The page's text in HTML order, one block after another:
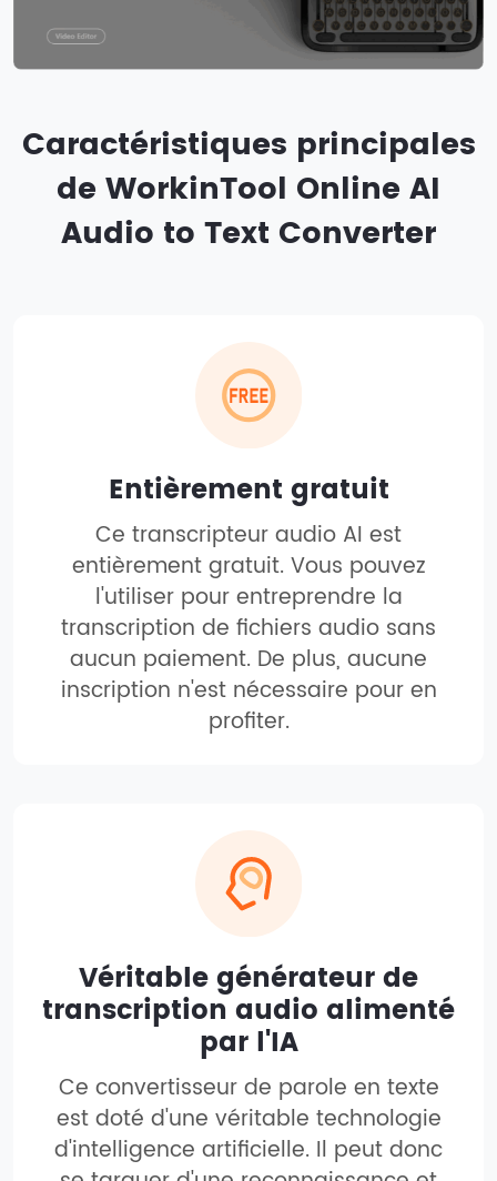
Caractéristiques principales
de WorkinTool Online AI
Audio to Text Converter
Entièrement gratuit
Ce transcripteur audio AI est
entièrement gratuit. Vous pouvez
l'utiliser pour entreprendre la
transcription de fichiers audio sans
aucun paiement. De plus, aucune
inscription n'est nécessaire pour en
profiter.
Véritable générateur de
transcription audio alimenté
par l'IA
Ce convertisseur de parole en texte
est doté d'une véritable technologie
d'intelligence artificielle. Il peut donc